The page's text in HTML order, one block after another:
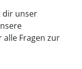
dir unser
alle Fragen zur